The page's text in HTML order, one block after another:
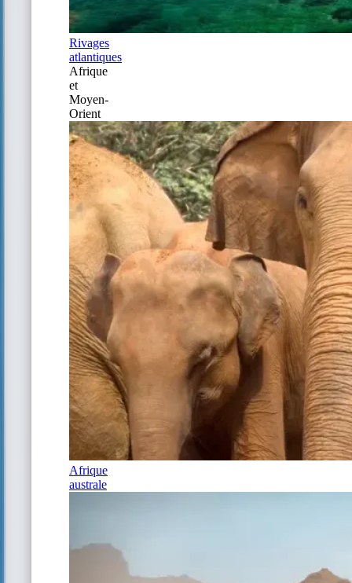
Rivages
atlantiques
Afrique
et
Moyen-
Orient
Afrique
australe